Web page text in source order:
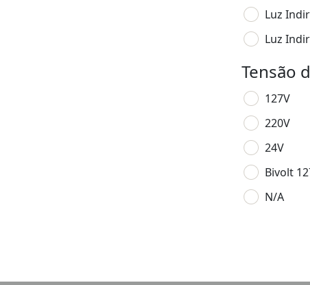
Luz
Luz
Tensão
127V
220V
24V
Bivolt
N/A